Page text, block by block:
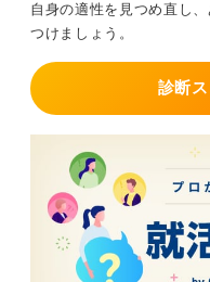
自身の適性を見つめ直し
つけましょう。
診断ス